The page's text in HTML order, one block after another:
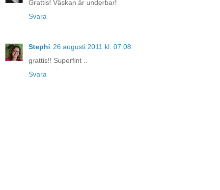
Grattis! Väskan är underbar!
Svara
Stephi 26 augusti 2011 kl. 07:08
grattis!! Superfint ..
Svara